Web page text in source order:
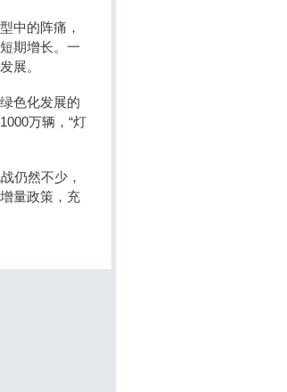
中的阵痛，
期增长。一
展。
色化发展的
万辆，“灯
仍然不少，
量政策，充